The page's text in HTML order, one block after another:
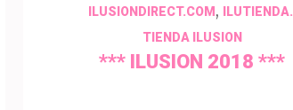
ILUSIONDIRECT.COM , ILUTIENDA.
TIENDA ILUSION
*** ILUSION 2018 ***